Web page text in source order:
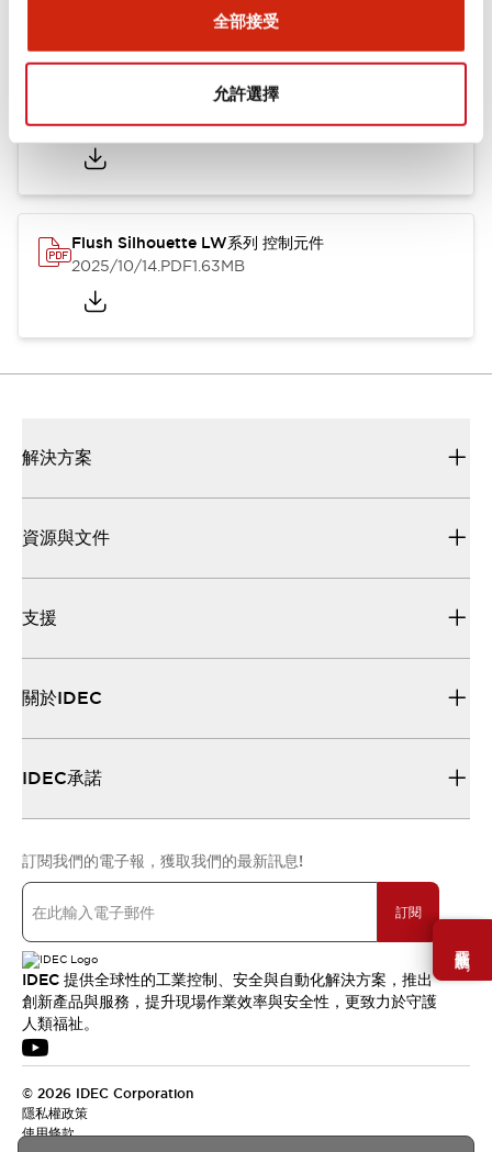
全部接受
允許選擇
需要幫助嗎？
認證與標準
Flush Silhouette LW系列 控制元件 (英文版)
2025/09/19.PDF1.23MB
Flush Silhouette LW系列 控制元件
2025/10/14.PDF1.63MB
解決方案
資源與文件
支援
關於IDEC
IDEC承諾
訂閱我們的電子報，獲取我們的最新訊息!
訂閱
IDEC 提供全球性的工業控制、安全與自動化解決方案，推出
創新產品與服務，提升現場作業效率與安全性，更致力於守護
人類福祉。
© 2026 IDEC Corporation
隱私權政策
使用條款